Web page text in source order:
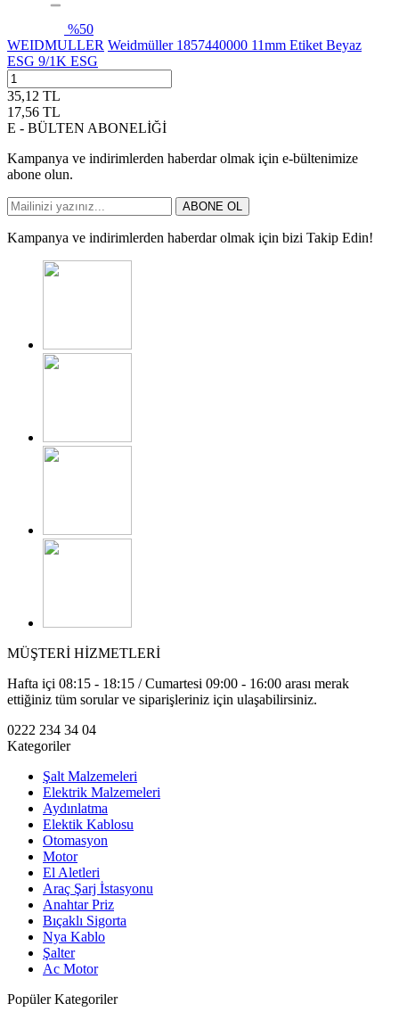
%50
WEIDMULLER Weidmüller 1857440000 11mm Etiket Beyaz
ESG 9/1K ESG
35,12 TL
17,56 TL
E - BÜLTEN ABONELİĞİ
Kampanya ve indirimlerden haberdar olmak için e-bültenimize
abone olun.
ABONE OL
Kampanya ve indirimlerden haberdar olmak için bizi Takip Edin!
MÜŞTERİ HİZMETLERİ
Hafta içi 08:15 - 18:15 / Cumartesi 09:00 - 16:00 arası merak
ettiğiniz tüm sorular ve siparişleriniz için ulaşabilirsiniz.
0222 234 34 04
Kategoriler
Şalt Malzemeleri
Elektrik Malzemeleri
Aydınlatma
Elektik Kablosu
Otomasyon
Motor
El Aletleri
Araç Şarj İstasyonu
Anahtar Priz
Bıçaklı Sigorta
Nya Kablo
Şalter
Ac Motor
Popüler Kategoriler